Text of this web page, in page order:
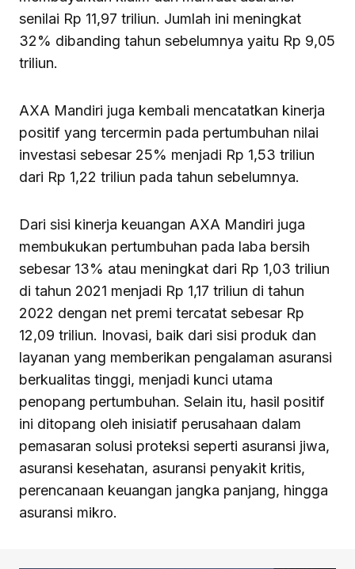
senilai Rp 11,97 triliun. Jumlah ini meningkat
32% dibanding tahun sebelumnya yaitu Rp 9,05
triliun.
AXA Mandiri juga kembali mencatatkan kinerja
positif yang tercermin pada pertumbuhan nilai
investasi sebesar 25% menjadi Rp 1,53 triliun
dari Rp 1,22 triliun pada tahun sebelumnya.
Dari sisi kinerja keuangan AXA Mandiri juga
membukukan pertumbuhan pada laba bersih
sebesar 13% atau meningkat dari Rp 1,03 triliun
di tahun 2021 menjadi Rp 1,17 triliun di tahun
2022 dengan net premi tercatat sebesar Rp
12,09 triliun. Inovasi, baik dari sisi produk dan
layanan yang memberikan pengalaman asuransi
berkualitas tinggi, menjadi kunci utama
penopang pertumbuhan. Selain itu, hasil positif
ini ditopang oleh inisiatif perusahaan dalam
pemasaran solusi proteksi seperti asuransi jiwa,
asuransi kesehatan, asuransi penyakit kritis,
perencanaan keuangan jangka panjang, hingga
asuransi mikro.